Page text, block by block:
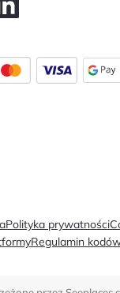
Polityka prywatności
Regulamin